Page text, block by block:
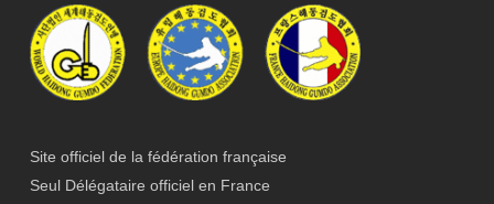
Site officiel de la fédération française
Seul Délégataire officiel en France